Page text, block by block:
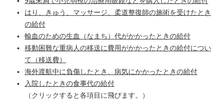
はり、きゅう、マッサージ、柔道整復師の施術を受けたとき
の給付
輸血のための生血（なまち）代がかかったときの給付
移動困難な重病人の移送に費用がかかったときの給付につい
て（移送費）
海外渡航中に負傷したとき、病気にかかったときの給付
入院したときの食事代の給付
（クリックすると各項目に飛びます。）